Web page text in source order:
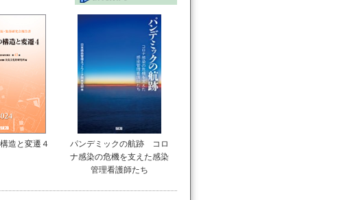
造と変遷４
パンデミックの航跡 コロ
ナ感染の危機を支えた感染
管理看護師たち